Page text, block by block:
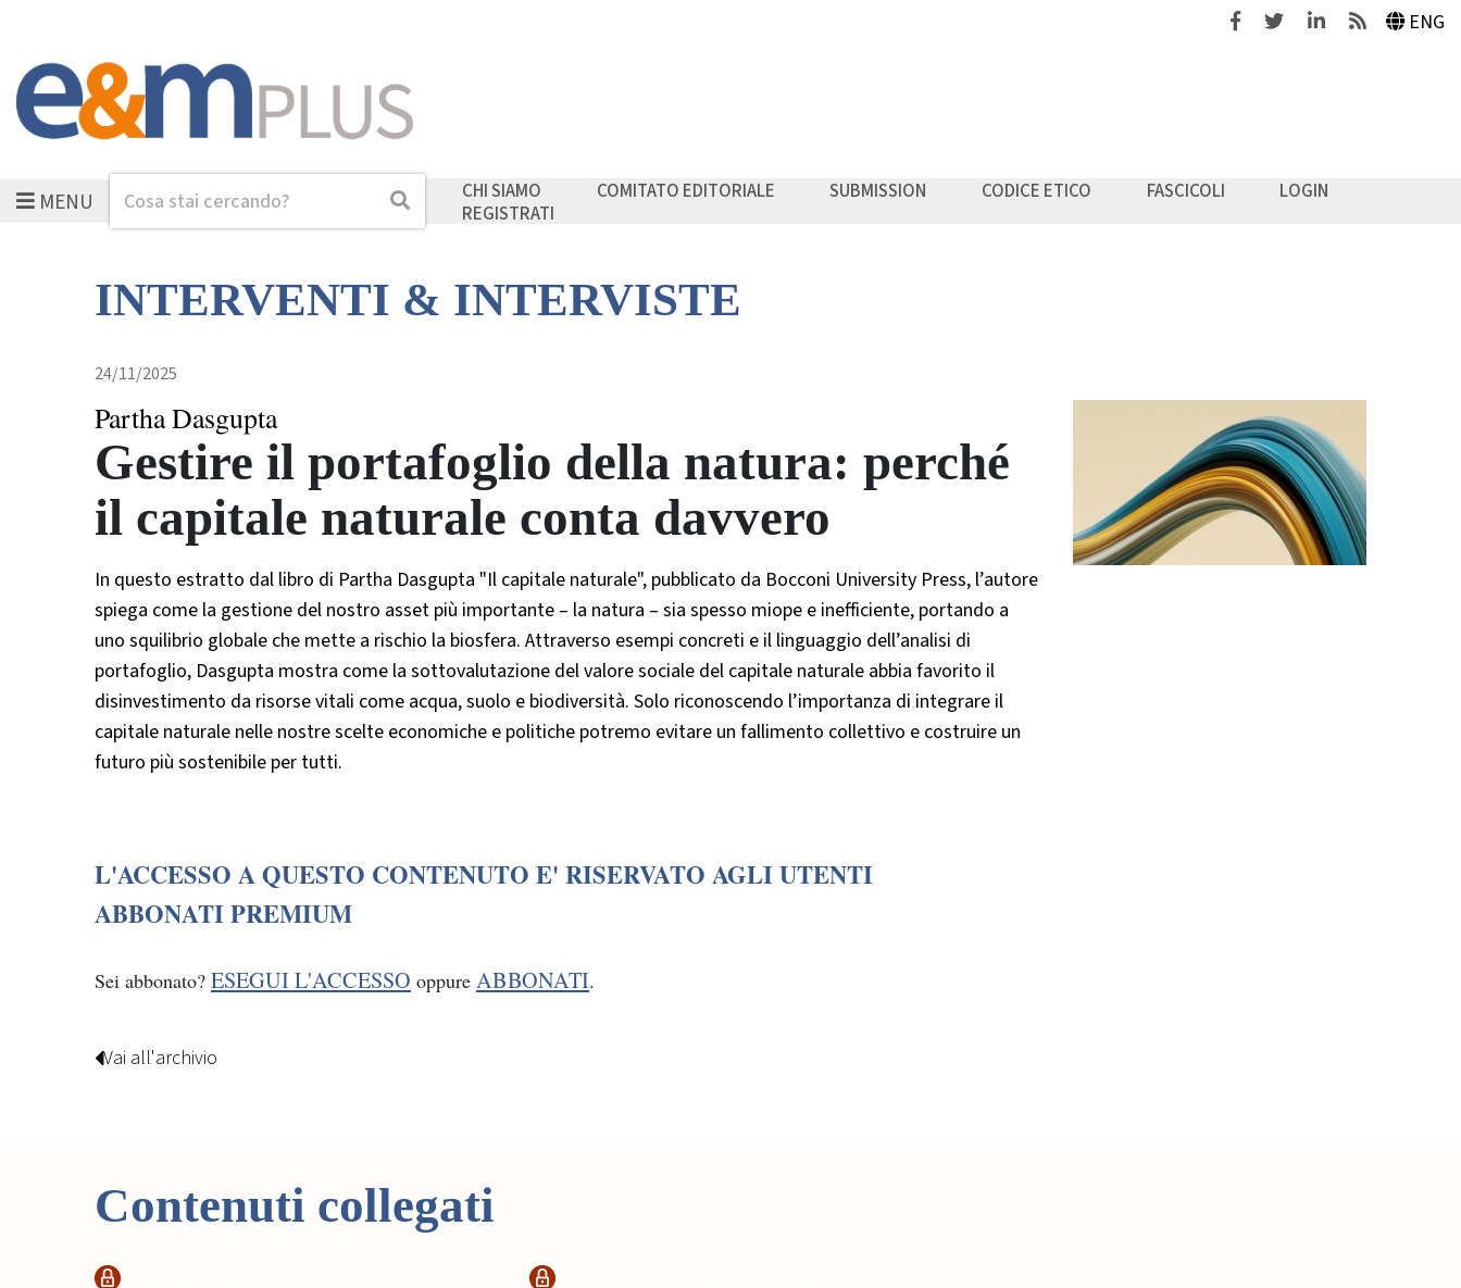
FacebookTwitterLinkedinFeeds ENG
MENUCerca Cerca CHI SIAMO COMITATO EDITORIALE SUBMISSION CODICE ETICO FASCICOLI
LOGIN
REGISTRATI
INTERVENTI & INTERVISTE
24/11/2025
Partha Dasgupta
Gestire il portafoglio della natura: perché
il capitale naturale conta davvero
In questo estratto dal libro di Partha Dasgupta "Il capitale naturale", pubblicato da Bocconi University Press, l’autore
spiega come la gestione del nostro asset più importante – la natura – sia spesso miope e inefficiente, portando a
uno squilibrio globale che mette a rischio la biosfera. Attraverso esempi concreti e il linguaggio dell’analisi di
portafoglio, Dasgupta mostra come la sottovalutazione del valore sociale del capitale naturale abbia favorito il
disinvestimento da risorse vitali come acqua, suolo e biodiversità. Solo riconoscendo l’importanza di integrare il
capitale naturale nelle nostre scelte economiche e politiche potremo evitare un fallimento collettivo e costruire un
futuro più sostenibile per tutti.
L'ACCESSO A QUESTO CONTENUTO E' RISERVATO AGLI UTENTI
ABBONATI PREMIUM
Sei abbonato? ESEGUI L'ACCESSO oppure ABBONATI.
Vai all'archivio
Contenuti collegati